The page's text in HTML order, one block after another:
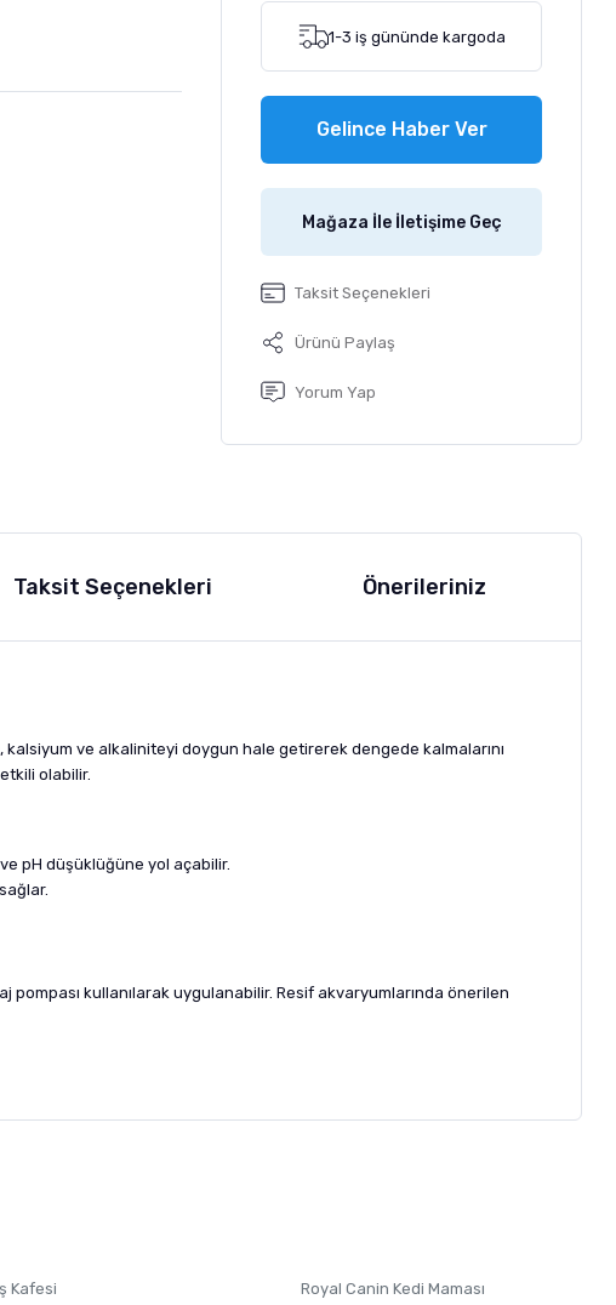
1-3 iş gününde kargoda
Gelince Haber Ver
Mağaza İle İletişime Geç
Taksit Seçenekleri
Ürünü Paylaş
Yorum Yap
Taksit Seçenekleri Önerileriniz
ve alkaliniteyi doygun hale getirerek dengede kalmalarını
olabilir.
pH düşüklüğüne yol açabilir.
kullanılarak uygulanabilir. Resif akvaryumlarında önerilen
Kafesi
Royal Canin Kedi Maması